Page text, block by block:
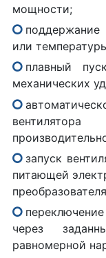
мощности;
поддержание
или
плавный
механических
запуск
питающей
через
равномерной